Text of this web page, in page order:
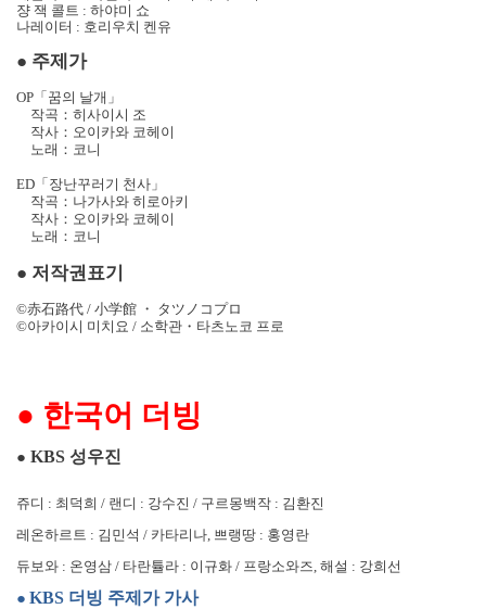
쟝 잭 콜트 : 하야미 쇼
나레이터 : 호리우치 켄유
● 주제가
OP 「꿈의 날개」
작곡：히사이시 조
작사：오이카와 코헤이
노래：코니
ED 「장난꾸러기 천사」
작곡：나가사와 히로아키
작사：오이카와 코헤이
노래：코니
● 저작권표기
©赤石路代 / 小学館 ・ タツノコプロ
©아카이시 미치요 / 소학관 ・ 타츠노코 프로
● 한국어 더빙
● KBS 성우진
쥬디 : 최덕희 / 랜디 : 강수진 / 구르몽백작 : 김환진
레온하르트 : 김민석 / 카타리나, 쁘랭땅 : 홍영란
듀보와 : 온영삼 / 타란튤라 : 이규화 / 프랑소와즈, 해설 : 강희선
● KBS 더빙 주제가 가사